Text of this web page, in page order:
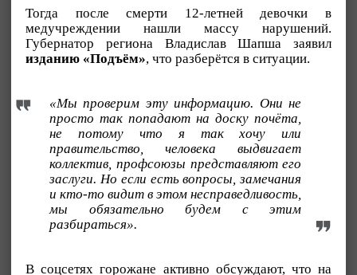
Тогда после смерти 12-летней девочки в
медучреждении нашли массу нарушений.
Губернатор региона Владислав Шапша заявил
изданию «Подъём», что разберётся в ситуации.
«Мы проверим эту информацию. Они не
просто так попадают на доску почёта,
не потому что я так хочу или
правительство, человека выдвигает
коллектив, профсоюзы представляют его
заслуги. Но если есть вопросы, замечания
и кто-то видит в этом несправедливость,
мы обязательно будем с этим
разбираться».
В соцсетях горожане активно обсуждают, что на